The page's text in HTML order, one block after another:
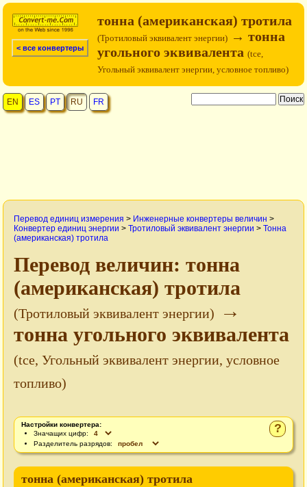
< все конвертеры
тонна (американская) тротила
(Тротиловый эквивалент энергии) → тонна
угольного эквивалента (tce,
Угольный эквивалент энергии, условное топливо)
EN ES PT RU FR
Перевод единиц измерения > Инженерные конвертеры величин >
Конвертер единиц энергии > Тротиловый эквивалент энергии > Тонна
(американская) тротила
Перевод величин: тонна
(американская) тротила
(Тротиловый эквивалент энергии)
→
тонна угольного эквивалента
(tce, Угольный эквивалент энергии, условное
топливо)
?
Настройки конвертера:
Значащих цифр:
Разделитель разрядов:
тонна (американская) тротила